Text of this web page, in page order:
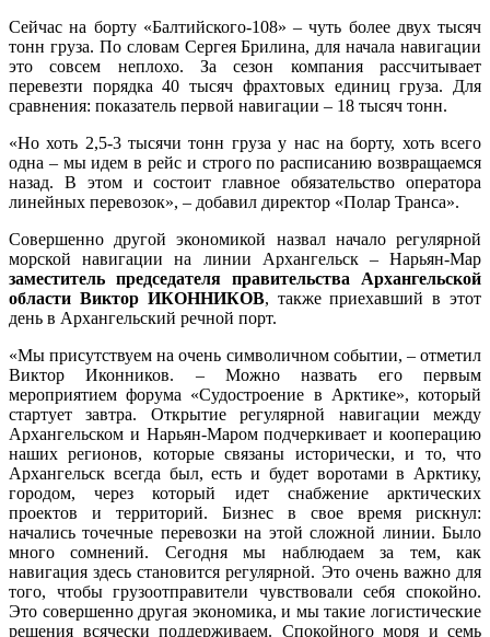
Сейчас на борту «Балтийского-108» – чуть более двух тысяч
тонн груза. По словам Сергея Брилина, для начала навигации
это совсем неплохо. За сезон компания рассчитывает
перевезти порядка 40 тысяч фрахтовых единиц груза. Для
сравнения: показатель первой навигации – 18 тысяч тонн.
«Но хоть 2,5-3 тысячи тонн груза у нас на борту, хоть всего
одна – мы идем в рейс и строго по расписанию возвращаемся
назад. В этом и состоит главное обязательство оператора
линейных перевозок», – добавил директор «Полар Транса».
Совершенно другой экономикой назвал начало регулярной
морской навигации на линии Архангельск – Нарьян-Мар
заместитель председателя правительства Архангельской
области Виктор ИКОННИКОВ, также приехавший в этот
день в Архангельский речной порт.
«Мы присутствуем на очень символичном событии, – отметил
Виктор Иконников. – Можно назвать его первым
мероприятием форума «Судостроение в Арктике», который
стартует завтра. Открытие регулярной навигации между
Архангельском и Нарьян-Маром подчеркивает и кооперацию
наших регионов, которые связаны исторически, и то, что
Архангельск всегда был, есть и будет воротами в Арктику,
городом, через который идет снабжение арктических
проектов и территорий. Бизнес в свое время рискнул:
начались точечные перевозки на этой сложной линии. Было
много сомнений. Сегодня мы наблюдаем за тем, как
навигация здесь становится регулярной. Это очень важно для
того, чтобы грузоотправители чувствовали себя спокойно.
Это совершенно другая экономика, и мы такие логистические
решения всячески поддерживаем. Спокойного моря и семь